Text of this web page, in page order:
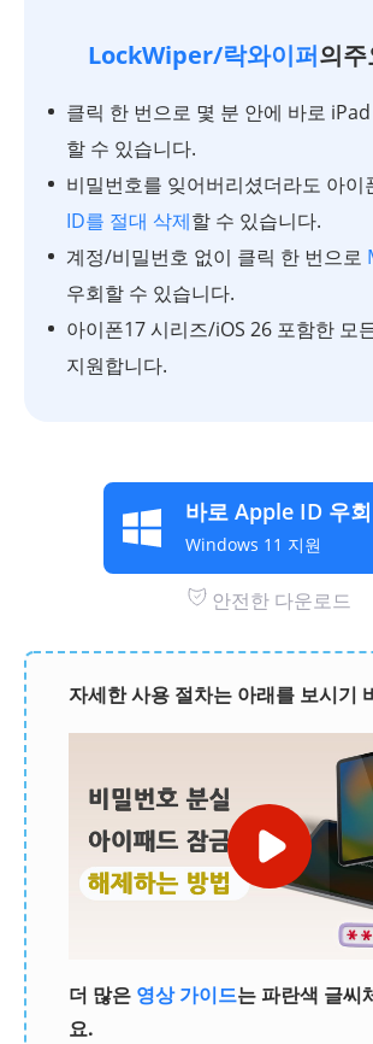
LockWiper/락와이퍼의
클릭 한 번으로 몇 분 안에 바로
할 수 있습니다.
비밀번호를 잊어버리셨더라도 아이
ID를 절대 삭제할 수 있습니다.
계정/비밀번호 없이 클릭 한 번으로
우회할 수 있습니다.
아이폰17 시리즈/iOS 26 포함한 모
지원합니다.
바로 Apple ID 우회
Windows 11 지원
안전한 다운로드
자세한 사용 절차는 아래를 보시기
더 많은 영상 가이드는 파란색 글씨
요.